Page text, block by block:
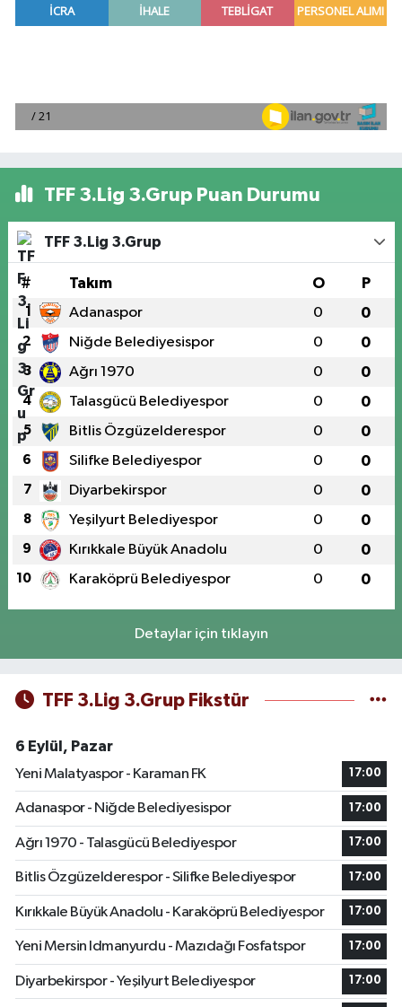
TFF 3.Lig 3.Grup Puan Durumu
TFF 3.Lig 3.Grup
# Takım O P
1 Adanaspor 0 0
2 Niğde Belediyesispor 0 0
3 Ağrı 1970 0 0
4 Talasgücü Belediyespor 0 0
5 Bitlis Özgüzelderespor 0 0
6 Silifke Belediyespor 0 0
7 Diyarbekirspor 0 0
8 Yeşilyurt Belediyespor 0 0
9 Kırıkkale Büyük Anadolu 0 0
10 Karaköprü Belediyespor 0 0
Detaylar için tıklayın
TFF 3.Lig 3.Grup Fikstür
6 Eylül, Pazar
Yeni Malatyaspor - Karaman FK
17:00
Adanaspor - Niğde Belediyesispor 17:00
Ağrı 1970 - Talasgücü Belediyespor 17:00
Bitlis Özgüzelderespor - Silifke Belediyespor 17:00
Kırıkkale Büyük Anadolu - Karaköprü Belediyespor 17:00
Yeni Mersin Idmanyurdu - Mazıdağı Fosfatspor 17:00
Diyarbekirspor - Yeşilyurt Belediyespor 17:00